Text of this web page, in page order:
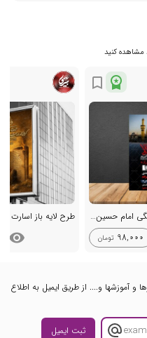
مشاهده کنید
workspace_premium
bookmark_border
طرح اطلاعیه روضه هفتگی امام حسین علیه السلام
98,000 تومان
طرح لایه باز اسارت
visibility
و آموزشها و.... از طریق ایمیل به اطلاع
ثبت ایمیل